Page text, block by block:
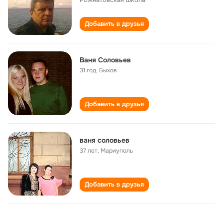
Добавить в друзья
Ваня Соловьев
31 год, Быхов
Добавить в друзья
ваня соловьев
37 лет, Мариуполь
Добавить в друзья